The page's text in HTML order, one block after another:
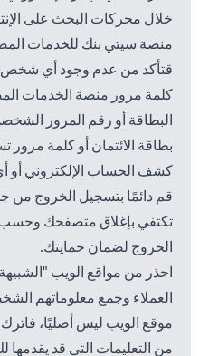
خلال محركات البحث على
منصة سيتي بنك للخدمات
قتأكد من عدم وجود أي شخص
كلمة مرور منصة الخدمات
البطاقة أو رقم المرور
بطاقة الائتمان أو كلمة مرور
كشف الحساب الإلكتروني
قم دائمًا بتسجيل الخروج من
تكتفي بإغلاق متصفحك وحسب.
الخروج لضمان حمايتك.
احذر من مواقع الويب
العملاء وجمع معلوماتهم
موقع الويب ليس أصليًا، فاترك
من التعليمات التي قد